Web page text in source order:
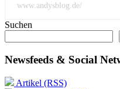
www.andysblog.de/
Suchen
Newsfeeds & Social
Artikel (RSS)